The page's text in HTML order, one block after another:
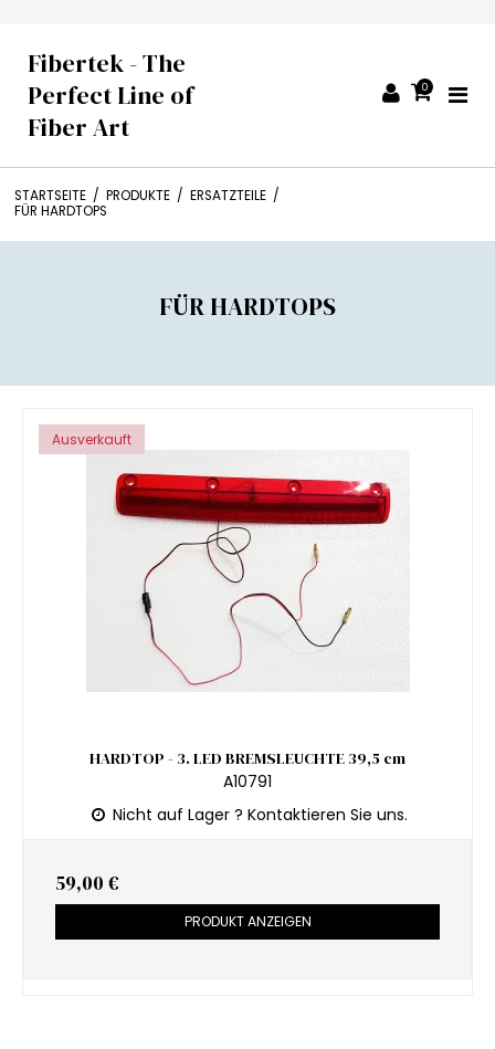
Fibertek - The
Perfect Line of
Fiber Art
0
STARTSEITE / PRODUKTE / ERSATZTEILE /
FÜR HARDTOPS
FÜR HARDTOPS
Ausverkauft
HARDTOP - 3. LED BREMSLEUCHTE 39,5 cm
A10791
Nicht auf Lager ? Kontaktieren Sie uns.
59,00 €
PRODUKT ANZEIGEN